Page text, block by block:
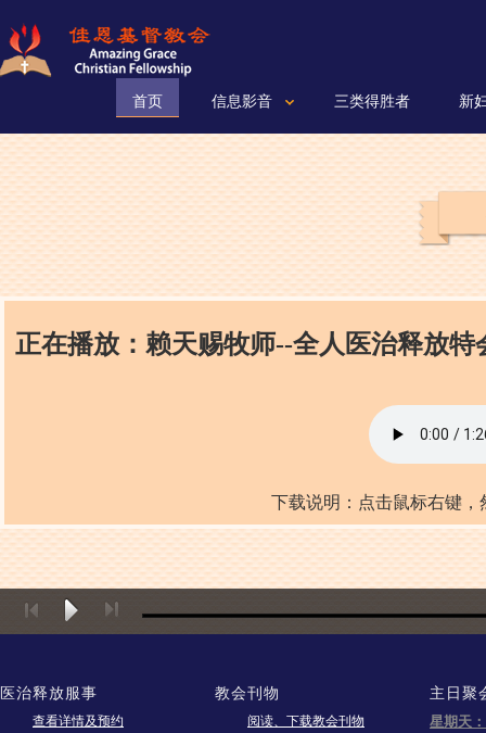
首页 信息影音 三类得胜者 新
正在播放：赖天赐牧师--全人医治释放
下载说明：点击鼠标右键，
医治释放服事
查看详情及预约
教会刊物
阅读、下载教会刊物
主日聚
星期天：